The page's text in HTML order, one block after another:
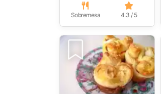
Sobremesa 4.3 / 5